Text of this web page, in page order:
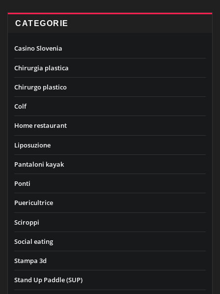
CATEGORIE
Casino Slovenia
Chirurgia plastica
Chirurgo plastico
Colf
Home restaurant
Liposuzione
Pantaloni kayak
Ponti
Puericultrice
Sciroppi
Social eating
Stampa 3d
Stand Up Paddle (SUP)